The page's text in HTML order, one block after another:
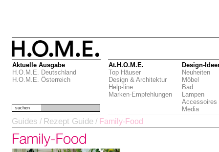
Aktuelle Ausgabe
H.O.M.E. Deutschland
H.O.M.E. Österreich
At.H.O.M.E.
Top Häuser
Design & Architektur
Help-line
Marken-Empfehlungen
Design-
Neuheiten
Möbel
Bad
Lampen
Accessoires
Media
suchen
Guides / Rezept Guide / Family-Food